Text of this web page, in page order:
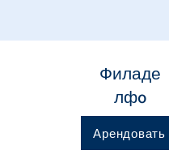
Филаде
лфo
Арендовать